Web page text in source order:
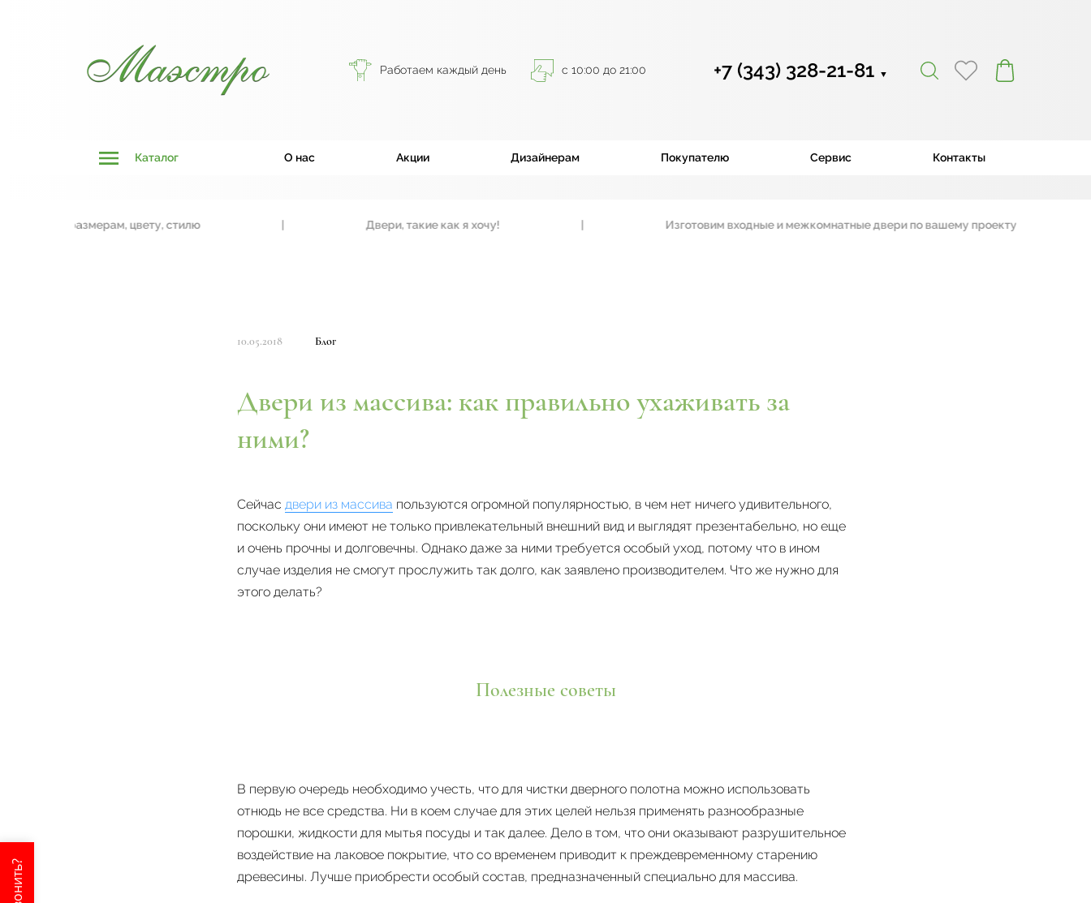
Работаем каждый день с 10:00 до 21:00 +7 (343) 328-21-81 ▼
Каталог О нас Акции Дизайнерам Покупателю Сервис Контакты
к размерам, цвету, стилю Двери, такие как я хочу! Изготовим входные и межкомнатные двери по вашему проекту
10.05.2018 Блог
Двери из массива: как правильно ухаживать за
ними?
Сейчас двери из массива пользуются огромной популярностью, в чем нет ничего удивительного,
поскольку они имеют не только привлекательный внешний вид и выглядят презентабельно, но еще
и очень прочны и долговечны. Однако даже за ними требуется особый уход, потому что в ином
случае изделия не смогут прослужить так долго, как заявлено производителем. Что же нужно для
этого делать?
Полезные советы
В первую очередь необходимо учесть, что для чистки дверного полотна можно использовать
отнюдь не все средства. Ни в коем случае для этих целей нельзя применять разнообразные
порошки, жидкости для мытья посуды и так далее. Дело в том, что они оказывают разрушительное
воздействие на лаковое покрытие, что со временем приводит к преждевременному старению
древесины. Лучше приобрести особый состав, предназначенный специально для массива.